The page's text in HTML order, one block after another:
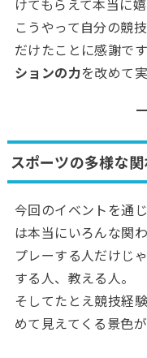
こうやって自分の競
だけたことに感謝で
ションの力を改めて
スポーツの多様な
今回のイベントを通
は本当にいろんな関
プレーする人だけじ
する人、教える人。
そしてたとえ競技経
めて見えてくる景色が